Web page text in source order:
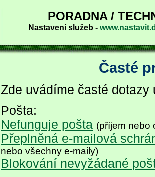
PORADNA /
Nastavení služeb -
Časté
Zde uvádíme časté dotazy
Pošta:
Nefunguje pošta (příjem nebo
Přeplněná e-mailová
nebo všechny e-maily)
Blokování nevyžádané